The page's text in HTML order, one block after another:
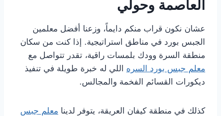
العاصمة وحولي
عشان نكون قراب منكم دايماً، وزعنا أفضل معلمين
الجبس بورد في مناطق استراتيجية. إذا كنت من سكان
منطقة السرة وودك بلمسات راقية، تقدر تتواصل مع
معلم جبس بورد السره اللي له خبرة طويلة في تنفيذ
ديكورات القسائم الفخمة والمجالس.
كذلك في منطقة كيفان العريقة، يتوفر لدينا معلم جبس